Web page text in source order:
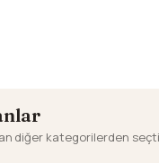
diğer kategorilerden